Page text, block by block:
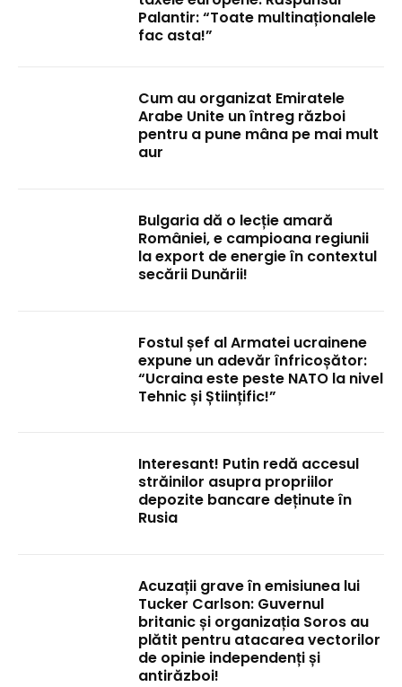
Palantir: “Toate multinaționalele
fac asta!”
Cum au organizat Emiratele
Arabe Unite un întreg război
pentru a pune mâna pe mai mult
aur
Bulgaria dă o lecție amară
României, e campioana regiunii
la export de energie în contextul
secării Dunării!
Fostul șef al Armatei ucrainene
expune un adevăr înfricoșător:
“Ucraina este peste NATO la nivel
Tehnic și Științific!”
Interesant! Putin redă accesul
străinilor asupra propriilor
depozite bancare deținute în
Rusia
Acuzații grave în emisiunea lui
Tucker Carlson: Guvernul
britanic și organizația Soros au
plătit pentru atacarea vectorilor
de opinie independenți și
antirăzboi!